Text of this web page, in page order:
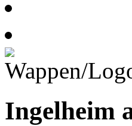
Ingelheim